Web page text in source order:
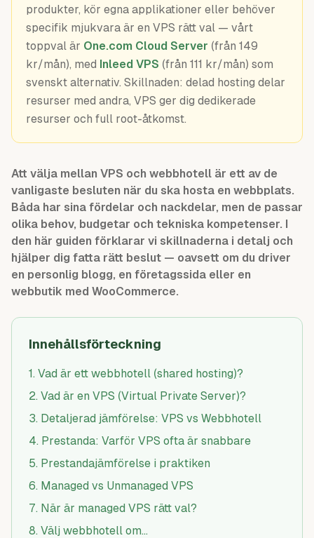
produkter, kör egna applikationer eller behöver
specifik mjukvara är en VPS rätt val — vårt
toppval är One.com Cloud Server (från 149
kr/mån), med Inleed VPS (från 111 kr/mån) som
svenskt alternativ. Skillnaden: delad hosting delar
resurser med andra, VPS ger dig dedikerade
resurser och full root-åtkomst.
Att välja mellan VPS och webbhotell är ett av de
vanligaste besluten när du ska hosta en webbplats.
Båda har sina fördelar och nackdelar, men de passar
olika behov, budgetar och tekniska kompetenser. I
den här guiden förklarar vi skillnaderna i detalj och
hjälper dig fatta rätt beslut — oavsett om du driver
en personlig blogg, en företagssida eller en
webbutik med WooCommerce.
Innehållsförteckning
1. Vad är ett webbhotell (shared hosting)?
2. Vad är en VPS (Virtual Private Server)?
3. Detaljerad jämförelse: VPS vs Webbhotell
4. Prestanda: Varför VPS ofta är snabbare
5. Prestandajämförelse i praktiken
6. Managed vs Unmanaged VPS
7. När är managed VPS rätt val?
8. Välj webbhotell om...